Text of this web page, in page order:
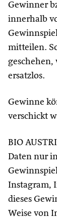
Gewinner
innerhalb
mitteilen.
geschehen,
ersatzlos.
Gewinne
verschickt
BIO
Daten nur
Instagram,
dieses
Weise von